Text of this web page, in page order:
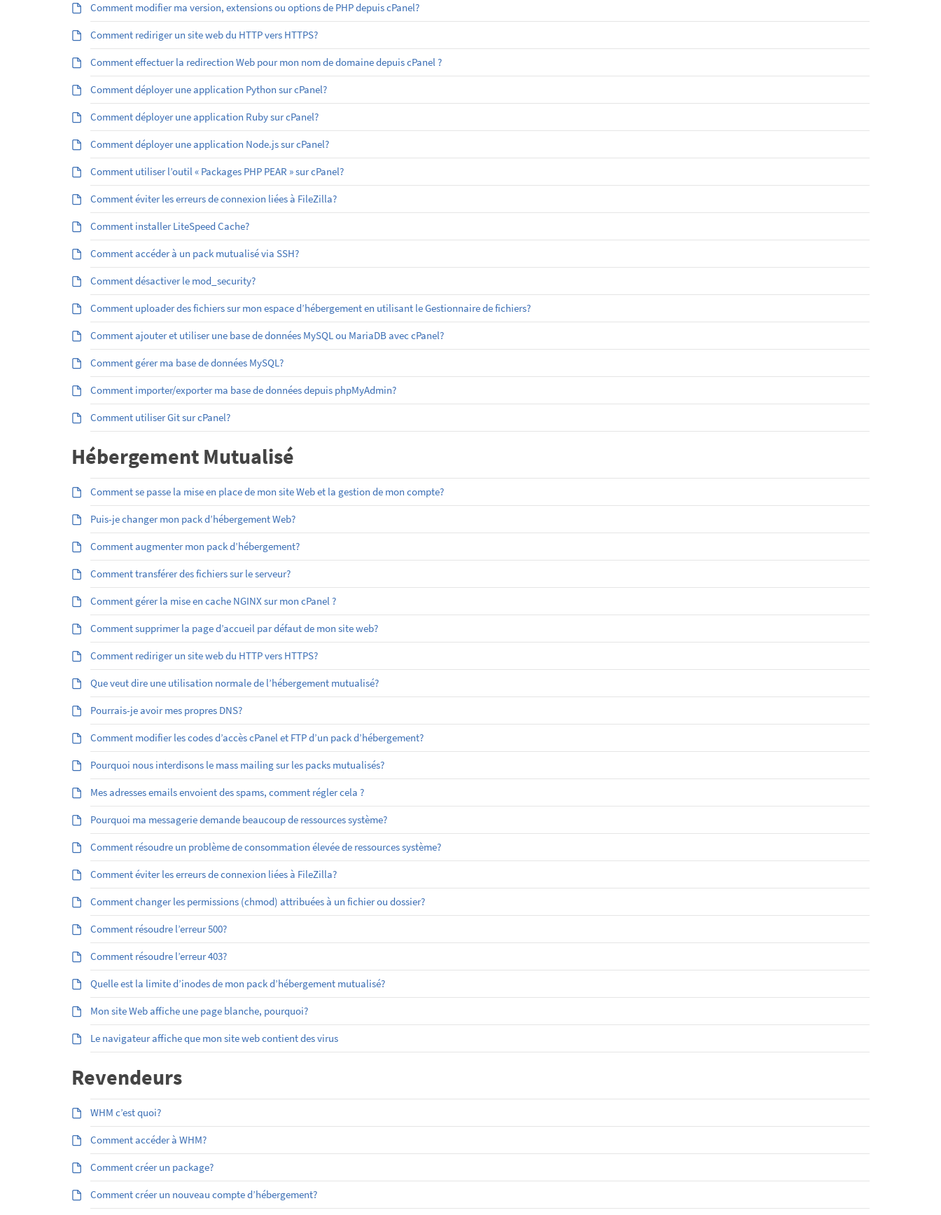
Comment modifier ma version, extensions ou options de PHP depuis cPanel?
Comment rediriger un site web du HTTP vers HTTPS?
Comment effectuer la redirection Web pour mon nom de domaine depuis cPanel ?
Comment déployer une application Python sur cPanel?
Comment déployer une application Ruby sur cPanel?
Comment déployer une application Node.js sur cPanel?
Comment utiliser l’outil « Packages PHP PEAR » sur cPanel?
Comment éviter les erreurs de connexion liées à FileZilla?
Comment installer LiteSpeed Cache?
Comment accéder à un pack mutualisé via SSH?
Comment désactiver le mod_security?
Comment uploader des fichiers sur mon espace d’hébergement en utilisant le Gestionnaire de fichiers?
Comment ajouter et utiliser une base de données MySQL ou MariaDB avec cPanel?
Comment gérer ma base de données MySQL?
Comment importer/exporter ma base de données depuis phpMyAdmin?
Comment utiliser Git sur cPanel?
Hébergement Mutualisé
Comment se passe la mise en place de mon site Web et la gestion de mon compte?
Puis-je changer mon pack d’hébergement Web?
Comment augmenter mon pack d’hébergement?
Comment transférer des fichiers sur le serveur?
Comment gérer la mise en cache NGINX sur mon cPanel ?
Comment supprimer la page d’accueil par défaut de mon site web?
Comment rediriger un site web du HTTP vers HTTPS?
Que veut dire une utilisation normale de l’hébergement mutualisé?
Pourrais-je avoir mes propres DNS?
Comment modifier les codes d’accès cPanel et FTP d’un pack d’hébergement?
Pourquoi nous interdisons le mass mailing sur les packs mutualisés?
Mes adresses emails envoient des spams, comment régler cela ?
Pourquoi ma messagerie demande beaucoup de ressources système?
Comment résoudre un problème de consommation élevée de ressources système?
Comment éviter les erreurs de connexion liées à FileZilla?
Comment changer les permissions (chmod) attribuées à un fichier ou dossier?
Comment résoudre l’erreur 500?
Comment résoudre l’erreur 403?
Quelle est la limite d’inodes de mon pack d’hébergement mutualisé?
Mon site Web affiche une page blanche, pourquoi?
Le navigateur affiche que mon site web contient des virus
Revendeurs
WHM c’est quoi?
Comment accéder à WHM?
Comment créer un package?
Comment créer un nouveau compte d’hébergement?